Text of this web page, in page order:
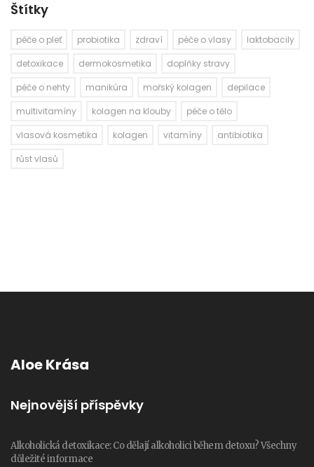
Štítky
péče o pleť probiotika zdraví péče o vlasy
laktobacily
detoxikace
dermokosmetika
doplňky stravy
péče o nehty
manikúra mořský kolagen
depilace
multivitamíny
kolagen na klouby
péče o tělo
vlasová kosmetika
kolagen vitamíny
antibiotika
růst vlasů
Aloe Krása
Nejnovější příspěvky
Alkoholická detoxikace: Co dělají alkoholici během detoxu? Všechny
důležité informace